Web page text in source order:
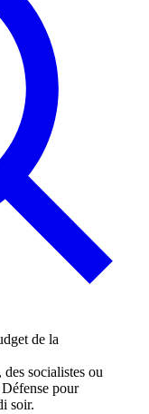
socialistes ou
pour
soir.